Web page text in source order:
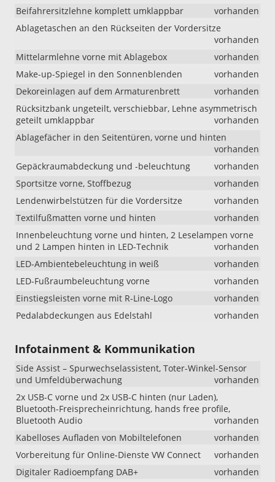
T-
„R-
Limited“
wurden
die
18-
Zoll-
Ab
sofort
umfasst
diese
Ausstattung
die
18-
„York“
anstelle
bisher
„Misano“.
kann
vorkommen,
dass
das
mit
den
Beifahrersitzlehne komplett umklappbar
vorhanden
Ablagetaschen an den Rückseiten der Vordersitze
vorhanden
Mittelarmlehne vorne mit Ablagebox
vorhanden
Make-up-Spiegel in den Sonnenblenden
vorhanden
Dekoreinlagen auf dem Armaturenbrett
vorhanden
Rücksitzbank ungeteilt, verschiebbar, Lehne asymmetrisch
geteilt umklappbar
vorhanden
Ablagefächer in den Seitentüren, vorne und hinten
vorhanden
Gepäckraumabdeckung und -beleuchtung
vorhanden
Sportsitze vorne, Stoffbezug
vorhanden
Lendenwirbelstützen für die Vordersitze
vorhanden
Textilfußmatten vorne und hinten
vorhanden
Innenbeleuchtung vorne und hinten, 2 Leselampen vorne
und 2 Lampen hinten in LED-Technik
vorhanden
LED-Ambientebeleuchtung in weiß
vorhanden
LED-Fußraumbeleuchtung vorne
vorhanden
Einstiegsleisten vorne mit R-Line-Logo
vorhanden
Pedalabdeckungen aus Edelstahl
vorhanden
Infotainment & Kommunikation
Side Assist – Spurwechselassistent, Toter-Winkel-Sensor
und Umfeldüberwachung
vorhanden
2x USB-C vorne und 2x USB-C hinten (nur Laden),
Bluetooth-Freisprecheinrichtung, hands free profile,
Bluetooth Audio
vorhanden
Kabelloses Aufladen von Mobiltelefonen
vorhanden
Vorbereitung für Online-Dienste VW Connect
vorhanden
Digitaler Radioempfang DAB+
vorhanden